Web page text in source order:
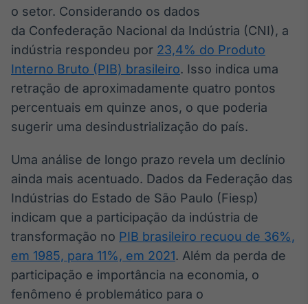
Plataforma para
negociação de
ativos
Broadcast
Datafeed
APIs para
integração de
dados
Broadcast
Cotações e
headlines de
notícias
Broadcast
o setor. Considerando os dados
da Confederação Nacional da Indústria (CNI), a
indústria respondeu por 23,4% do Produto
Interno Bruto (PIB) brasileiro. Isso indica uma
retração de aproximadamente quatro pontos
percentuais em quinze anos, o que poderia
sugerir uma desindustrialização do país.
Uma análise de longo prazo revela um declínio
ainda mais acentuado. Dados da Federação das
Indústrias do Estado de São Paulo (Fiesp)
indicam que a participação da indústria de
transformação no PIB brasileiro recuou de 36%,
em 1985, para 11%, em 2021. Além da perda de
participação e importância na economia, o
fenômeno é problemático para o